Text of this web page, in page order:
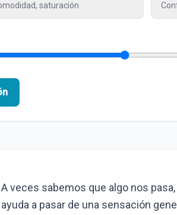
saturación
A veces sabemos que algo nos
ayuda a pasar de una sensación